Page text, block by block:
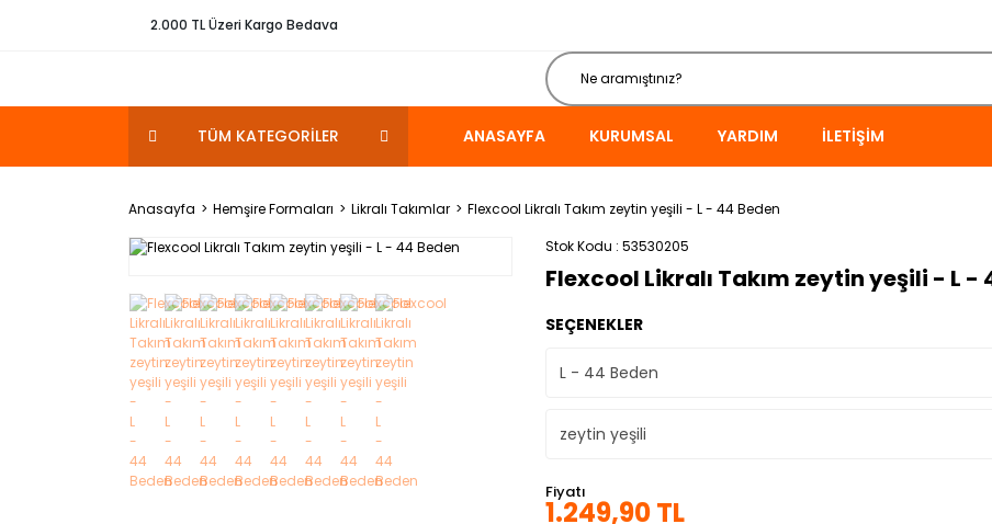
2.000 TL Üzeri Kargo Bedava
TÜM KATEGORİLER ANASAYFA KURUMSAL YARDIM İLETIŞIM
Anasayfa Hemşire Formaları Likralı Takımlar
Flexcool Likralı Takım zeytin yeşili - L - 44 Beden
Stok Kodu 53530205
Flexcool Likralı Takım zeytin yeşili - L -
SEÇENEKLER
Fiyatı
1.249,90 TL